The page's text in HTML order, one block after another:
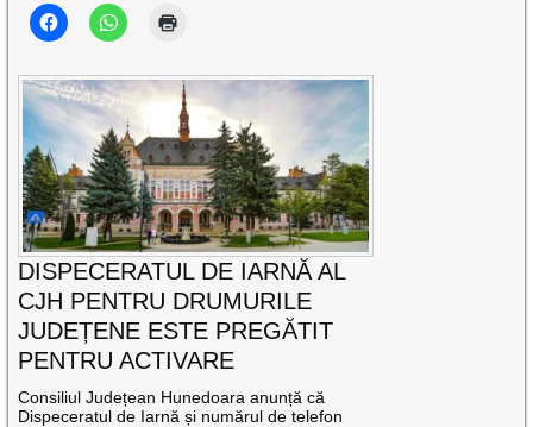
DISPECERATUL DE IARNĂ AL
CJH PENTRU DRUMURILE
JUDEȚENE ESTE PREGĂTIT
PENTRU ACTIVARE
Consiliul Județean Hunedoara anunță că
Dispeceratul de Iarnă și numărul de telefon